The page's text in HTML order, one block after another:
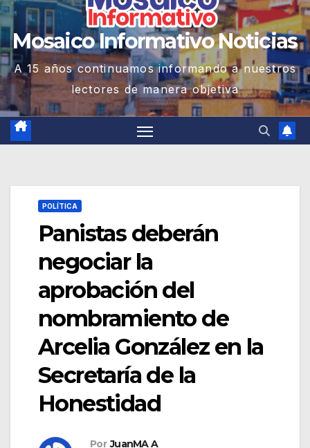
Mosaico Informativo Noticias
A 15 años continuamos informando a nuestros
lectores de manera objetiva
POLÍTICA
Panistas deberán
negociar la
aprobación del
nombramiento de
Arcelia González en la
Secretaría de la
Honestidad
Por JuanMA A